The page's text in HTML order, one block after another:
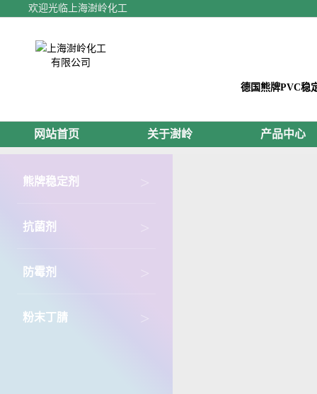
欢迎光临上海澍岭化工
德国熊牌PVC稳
网站首页 关于澍岭 产品中心
熊牌稳定剂
抗菌剂
防霉剂
粉末丁腈